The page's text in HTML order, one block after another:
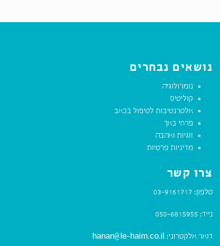
נושאים נבחרים
נומרולוגיה
קוליטיס
אלטרנטיבות לטיפול בכאב
פרחי באך
זוגיות ואהבה
מדיניות פרטיות
צרו קשר
טלפון: 03-9161717
נייד: 050-6815955
דואר אלקטרוני: hanan@le-haim.co.il